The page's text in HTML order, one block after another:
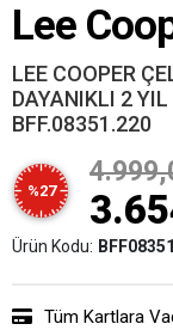
Lee
LEE COOPER
DAYANIKLI 2
BFF.08351.220
%27
Ürün Kodu:
Tüm Kartlara